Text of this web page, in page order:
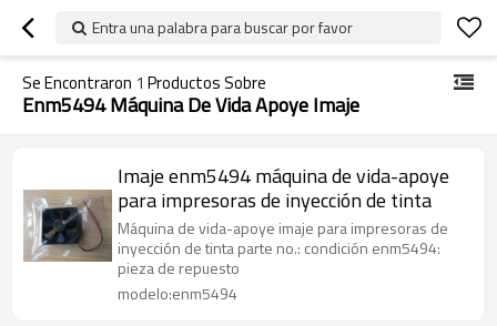
Entra una palabra para buscar por favor
Se Encontraron 1 Productos Sobre
Enm5494 Máquina De Vida Apoye Imaje
Imaje enm5494 máquina de vida-apoye
para impresoras de inyección de tinta
Máquina de vida-apoye imaje para impresoras de
inyección de tinta parte no.: condición enm5494:
pieza de repuesto
modelo:enm5494